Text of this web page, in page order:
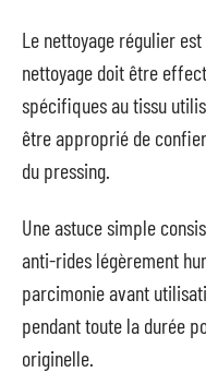
Le nettoyage régulier
nettoyage doit être
spécifiques au tissu
être approprié de
du pressing.
Une astuce simple
anti-rides légèrement
parcimonie avant
pendant toute la durée
originelle.